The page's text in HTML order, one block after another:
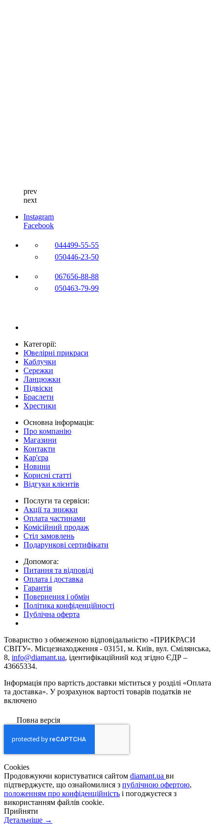
prev
next
Instagram
Facebook
044499-55-55
050446-23-50
067656-88-88
050463-79-99
Категорії:
Ювелірні прикраси
Каблучки
Сережки
Ланцюжки
Підвіски
Браслети
Хрестики
Основна інформація:
Про компанію
Магазини
Контакти
Кар'єра
Новини
Корисні статті
Відгуки клієнтів
Послуги та сервіси:
Акції та знижки
Оплата частинами
Комісійний продаж
Стіл замовлень
Подарункові сертифікати
Допомога:
Питання та відповіді
Оплата і доставка
Гарантія
Повернення і обмін
Політика конфіденційності
Публічна оферта
Товариство з обмеженою вiдповiдальнiстю «ПРИКРАСИ
СВІТУ». Місцезнаходження - 03151, м. Київ, вул. Смілянська,
8, info@diamant.ua, ідентифікаційний код згідно ЄДР –
43665334.
Інформація про вартість доставки міститься у розділі «Оплата
та доставка». У розрахунок вартості товарів податків не
включено
Повна версія
Сookies
Продовжуючи користуватися сайтом diamant.ua ви
підтверджуєте, що ознайомилися з публічною офертою,
положенням про конфіденційність і погоджуєтеся з
використанням файлів cookie.
Прийняти
Детальніше →